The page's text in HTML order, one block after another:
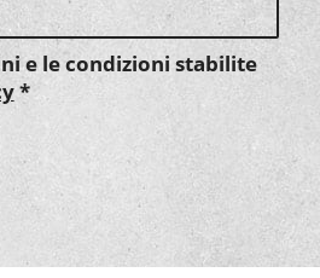
e le condizioni stabilite
*